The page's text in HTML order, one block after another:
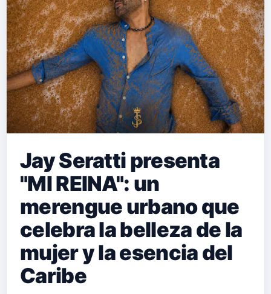
Jay Seratti presenta
"MI REINA": un
merengue urbano que
celebra la belleza de la
mujer y la esencia del
Caribe